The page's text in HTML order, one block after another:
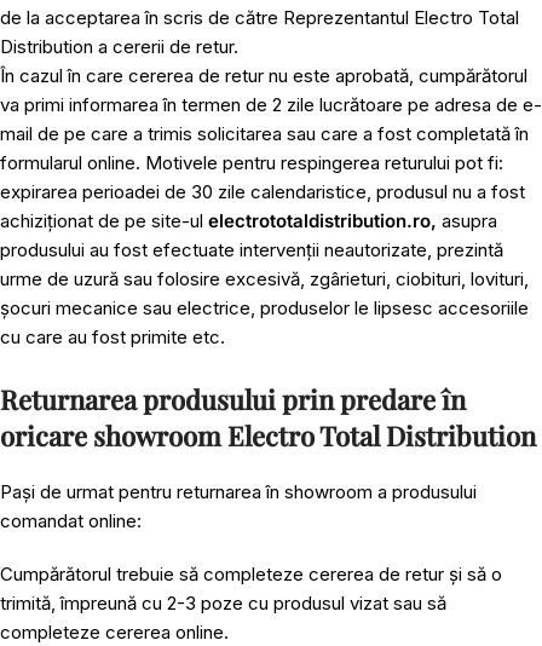
de la acceptarea în scris de către Reprezentantul Electro Total
Distribution a cererii de retur.
În cazul în care cererea de retur nu este aprobată, cumpărătorul
va primi informarea în termen de 2 zile lucrătoare pe adresa de e-
mail de pe care a trimis solicitarea sau care a fost completată în
formularul online. Motivele pentru respingerea returului pot fi:
expirarea perioadei de 30 zile calendaristice, produsul nu a fost
achiziționat de pe site-ul electrototaldistribution.ro, asupra
produsului au fost efectuate intervenții neautorizate, prezintă
urme de uzură sau folosire excesivă, zgârieturi, ciobituri, lovituri,
șocuri mecanice sau electrice, produselor le lipsesc accesoriile
cu care au fost primite etc.
Returnarea produsului prin predare în
oricare showroom Electro Total Distribution
Pași de urmat pentru returnarea în showroom a produsului
comandat online:
Cumpărătorul trebuie să completeze cererea de retur și să o
trimită, împreună cu 2-3 poze cu produsul vizat sau să
completeze cererea online.